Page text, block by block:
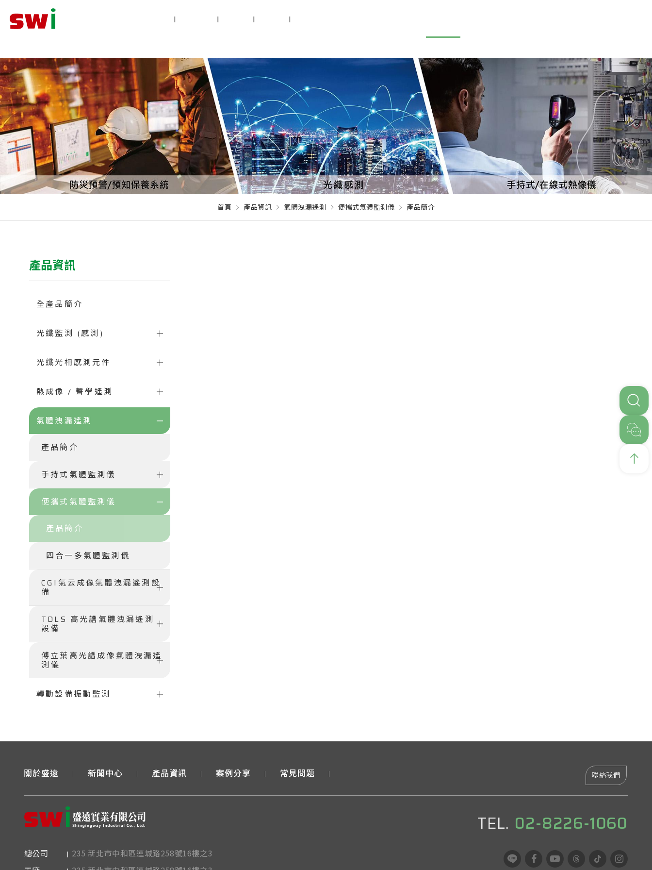
| | | |
首頁 產品資訊 氣體洩漏遙測 便攜式氣體監測儀 產品簡介
產品資訊
全產品簡介
光纖監測 (感測)
光纖光柵感測元件
熱成像 / 聲學遙測
氣體洩漏遙測
產品簡介
手持式氣體監測儀
便攜式氣體監測儀
產品簡介
四合一多氣體監測儀
CGI氣云成像氣體洩漏遙測設
備
TDLS 高光譜氣體洩漏遙測
設備
傅立葉高光譜成像氣體洩漏遙
測儀
轉動設備振動監測
關於盛遠 新聞中心 產品資訊 案例分享 常見問題 聯絡我們
總公司
235 新北市中和區連城路258號16樓之3
TEL. 02-8226-1060